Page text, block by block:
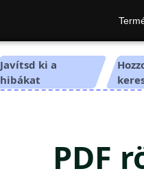
Javítsd ki a
hibákat
PDF